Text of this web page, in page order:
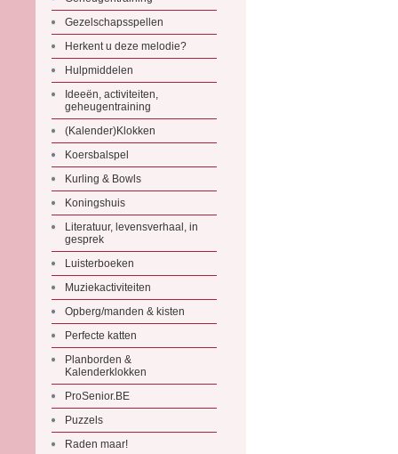
Gezelschapsspellen
Herkent u deze melodie?
Hulpmiddelen
Ideeën, activiteiten,
geheugentraining
(Kalender)Klokken
Koersbalspel
Kurling & Bowls
Koningshuis
Literatuur, levensverhaal, in
gesprek
Luisterboeken
Muziekactiviteiten
Opberg/manden & kisten
Perfecte katten
Planborden &
Kalenderklokken
ProSenior.BE
Puzzels
Raden maar!